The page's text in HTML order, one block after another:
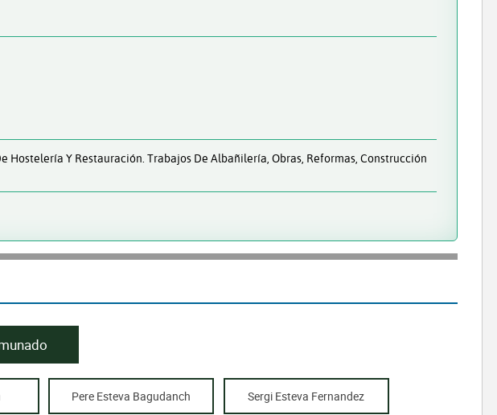
Hostelería Y Restauración. Trabajos De Albañilería, Obras, Reformas, Construcción
Pere Esteva Bagudanch Sergi Esteva Fernandez
SANTA SL